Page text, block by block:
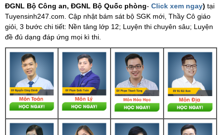
ĐGNL Bộ Công an, ĐGNL Bộ Quốc phòng- Click xem ngay) tại
Tuyensinh247.com. Cập nhật bám sát bộ SGK mới, Thầy Cô giáo
giỏi, 3 bước chi tiết: Nền tảng lớp 12; Luyện thi chuyên sâu; Luyện
đề đủ dạng đáp ứng mọi kì thi.